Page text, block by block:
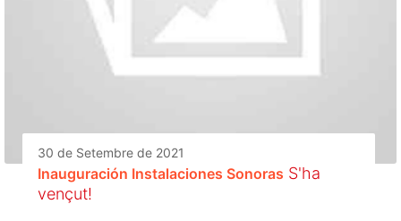
30 de Setembre de 2021
Inauguración Instalaciones Sonoras S'ha
vençut!